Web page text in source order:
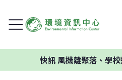
風機離聚落、學校過近